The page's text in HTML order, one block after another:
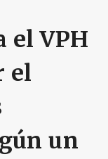
el VPH
el
un